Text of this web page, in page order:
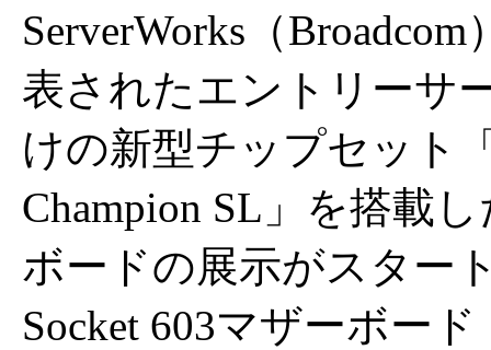
ServerWorks（
表されたエントリーサ
けの新型チップセット
Champion SL」を搭載
ボードの展示がスター
Socket 603マザーボー